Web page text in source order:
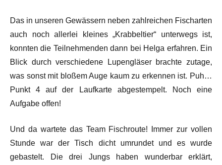
Das in unseren Gewässern neben zahlreichen Fischarten
auch noch allerlei kleines „Krabbeltier“ unterwegs ist,
konnten die Teilnehmenden dann bei Helga erfahren. Ein
Blick durch verschiedene Lupengläser brachte zutage,
was sonst mit bloßem Auge kaum zu erkennen ist. Puh…
Punkt 4 auf der Laufkarte abgestempelt. Noch eine
Aufgabe offen!
Und da wartete das Team Fischroute! Immer zur vollen
Stunde war der Tisch dicht umrundet und es wurde
gebastelt. Die drei Jungs haben wunderbar erklärt,